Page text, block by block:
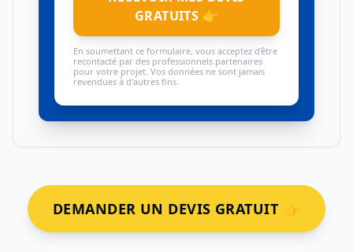
GRATUITS 👉
En soumettant ce formulaire, vous acceptez d'être
recontacté par des professionnels partenaires
pour votre projet. Vos données ne sont jamais
revendues à d'autres fins.
DEMANDER UN DEVIS GRATUIT 👉